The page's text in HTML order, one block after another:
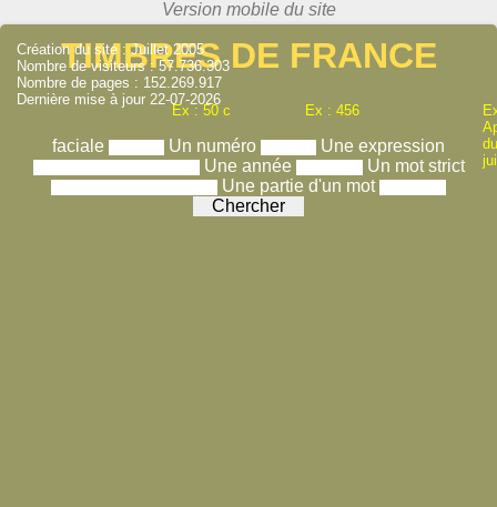
TIMBRES DE FRANCE
Ex : 50 c Ex : 456
faciale Un numéro
Une expression
Une année
Un mot strict
Une partie d'un mot
Création du site : Juillet 2005
Nombre de visiteurs : 57.736.303
Nombre de pages : 152.269.917
Dernière mise à jour 22-07-2026